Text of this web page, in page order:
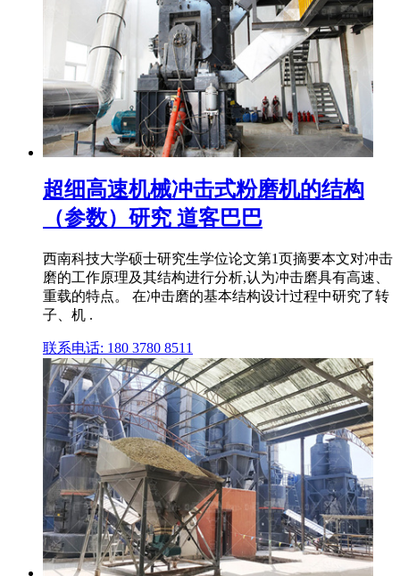
超细高速机械冲击式粉磨机的结构
（参数）研究 道客巴巴
西南科技大学硕士研究生学位论文第1页摘要本文对冲击
磨的工作原理及其结构进行分析,认为冲击磨具有高速、
重载的特点。 在冲击磨的基本结构设计过程中研究了转
子、机 .
联系电话: 180 3780 8511